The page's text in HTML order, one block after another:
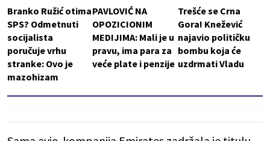
Branko Ružić otima
SPS? Odmetnuti
socijalista
poručuje vrhu
stranke: Ovo je
mazohizam
PAVLOVIĆ NA
OPOZICIONIM
MEDIJIMA: Mali je u
pravu, ima para za
veće plate i penzije
Trešće se Crna
Gora! Knežević
najavio političku
bombu koja će
uzdrmati Vladu